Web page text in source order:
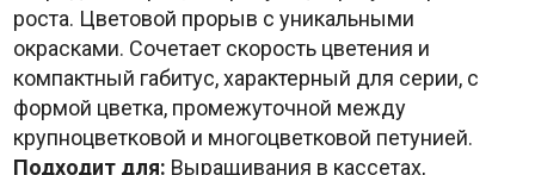
роста. Цветовой прорыв с уникальными
окрасками. Сочетает скорость цветения и
компактный габитус, характерный для серии, с
формой цветка, промежуточной между
крупноцветковой и многоцветковой петунией.
Подходит для: Выращивания в кассетах,